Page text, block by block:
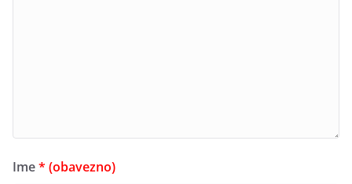
Ime* (obavezno)